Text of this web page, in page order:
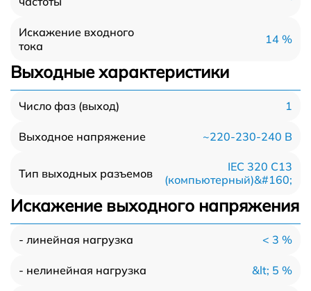
Искажение входного
тока
14 %
Выходные характеристики
Число фаз (выход) 1
Выходное напряжение ~220-230-240 В
Тип выходных разъемов
IEC 320 C13
(компьютерный)&#160;
Искажение выходного напряжения
- линейная нагрузка < 3 %
- нелинейная нагрузка &lt; 5 %